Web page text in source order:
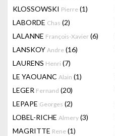
KLOSSOWSKI Pierre (1)
LABORDE Chas (2)
LALANNE François-Xavier (6)
LANSKOY Andre (16)
LAURENS Henri (7)
LE YAOUANC Alain (1)
LEGER Fernand (20)
LEPAPE Georges (2)
LOBEL-RICHE Almery (3)
MAGRITTE Rene (1)